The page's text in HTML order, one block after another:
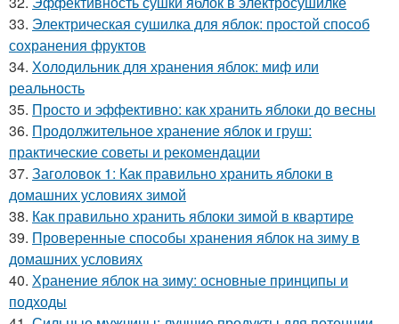
33. Электрическая сушилка для яблок: простой способ
сохранения фруктов
34. Холодильник для хранения яблок: миф или
реальность
35. Просто и эффективно: как хранить яблоки до весны
36. Продолжительное хранение яблок и груш:
практические советы и рекомендации
37. Заголовок 1: Как правильно хранить яблоки в
домашних условиях зимой
38. Как правильно хранить яблоки зимой в квартире
39. Проверенные способы хранения яблок на зиму в
домашних условиях
40. Хранение яблок на зиму: основные принципы и
подходы